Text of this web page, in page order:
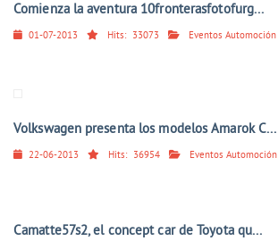
Comienza la aventura 10fronterasfotofurg...
01-07-2013 Hits: 33073 Eventos Automoción
Volkswagen presenta los modelos Amarok C...
22-06-2013 Hits: 36954 Eventos Automoción
Camatte57s2, el concept car de Toyota qu...